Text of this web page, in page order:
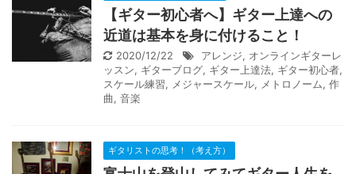
【ギター初心者へ】ギター上達への
近道は基本を身に付けること！
2020/12/22 アレンジ, オンラインギターレ
ッスン, ギターブログ, ギター上達法, ギター初心者,
スケール練習, メジャースケール, メトロノーム, 作
曲, 音楽
ギタリストの思考！（考え方）